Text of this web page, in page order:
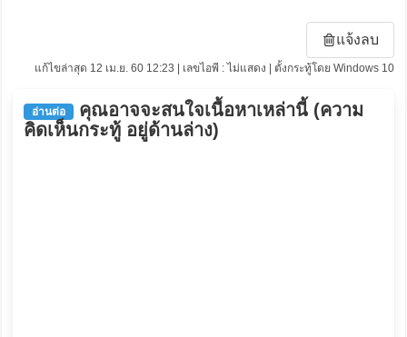
แจ้งลบ
แก้ไขล่าสุด 12 เม.ย. 60 12:23 | เลขไอพี : ไม่แสดง | ตั้งกระทู้โดย Windows 10
อ่านต่อ
คุณอาจจะสนใจเนื้อหาเหล่านี้ (ความ
คิดเห็นกระทู้ อยู่ด้านล่าง)